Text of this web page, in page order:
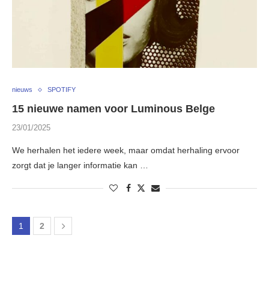
nieuws SPOTIFY
15 nieuwe namen voor Luminous Belge
23/01/2025
We herhalen het iedere week, maar omdat herhaling ervoor
zorgt dat je langer informatie kan …
1 2